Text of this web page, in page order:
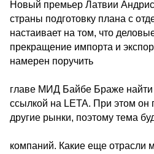
Новый премьер Латвии
страны подготовку плана с
настаивает на том, что
прекращение импорта и
намерен поручить
главе МИД Байбе Браже найти
ссылкой на LETA. При этом он
другие рынки, поэтому тема
компаний. Какие еще отрасли